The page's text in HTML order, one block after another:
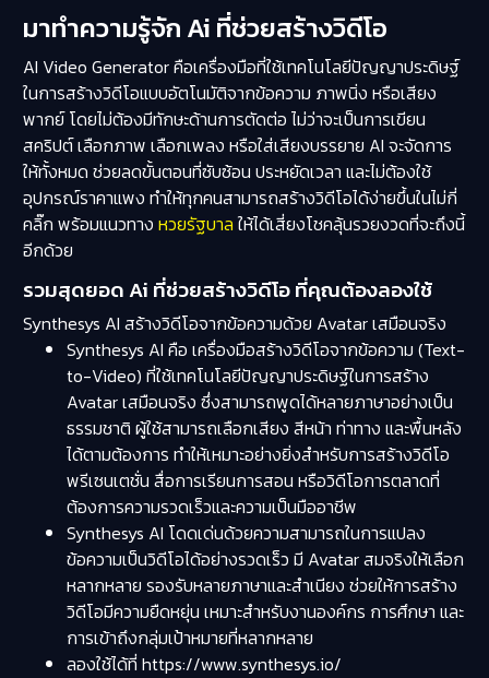
มาทำความรู้จัก Ai ที่ช่วยสร้างวิดีโอ
AI Video Generator คือเครื่องมือที่ใช้เทคโนโลยีปัญญาประดิษฐ์
ในการสร้างวิดีโอแบบอัตโนมัติจากข้อความ ภาพนิ่ง หรือเสียง
พากย์ โดยไม่ต้องมีทักษะด้านการตัดต่อ ไม่ว่าจะเป็นการเขียน
สคริปต์ เลือกภาพ เลือกเพลง หรือใส่เสียงบรรยาย AI จะจัดการ
ให้ทั้งหมด ช่วยลดขั้นตอนที่ซับซ้อน ประหยัดเวลา และไม่ต้องใช้
อุปกรณ์ราคาแพง ทำให้ทุกคนสามารถสร้างวิดีโอได้ง่ายขึ้นในไม่กี่
คลิ๊ก พร้อมแนวทาง หวยรัฐบาล ให้ได้เสี่ยงโชคลุ้นรวยงวดที่จะถึงนี้
อีกด้วย
รวมสุดยอด Ai ที่ช่วยสร้างวิดีโอ ที่คุณต้องลองใช้
Synthesys AI สร้างวิดีโอจากข้อความด้วย Avatar เสมือนจริง
Synthesys AI คือ เครื่องมือสร้างวิดีโอจากข้อความ (Text-
to-Video) ที่ใช้เทคโนโลยีปัญญาประดิษฐ์ในการสร้าง
Avatar เสมือนจริง ซึ่งสามารถพูดได้หลายภาษาอย่างเป็น
ธรรมชาติ ผู้ใช้สามารถเลือกเสียง สีหน้า ท่าทาง และพื้นหลัง
ได้ตามต้องการ ทำให้เหมาะอย่างยิ่งสำหรับการสร้างวิดีโอ
พรีเซนเตชั่น สื่อการเรียนการสอน หรือวิดีโอการตลาดที่
ต้องการความรวดเร็วและความเป็นมืออาชีพ
Synthesys AI โดดเด่นด้วยความสามารถในการแปลง
ข้อความเป็นวิดีโอได้อย่างรวดเร็ว มี Avatar สมจริงให้เลือก
หลากหลาย รองรับหลายภาษาและสำเนียง ช่วยให้การสร้าง
วิดีโอมีความยืดหยุ่น เหมาะสำหรับงานองค์กร การศึกษา และ
การเข้าถึงกลุ่มเป้าหมายที่หลากหลาย
ลองใช้ได้ที่ https://www.synthesys.io/